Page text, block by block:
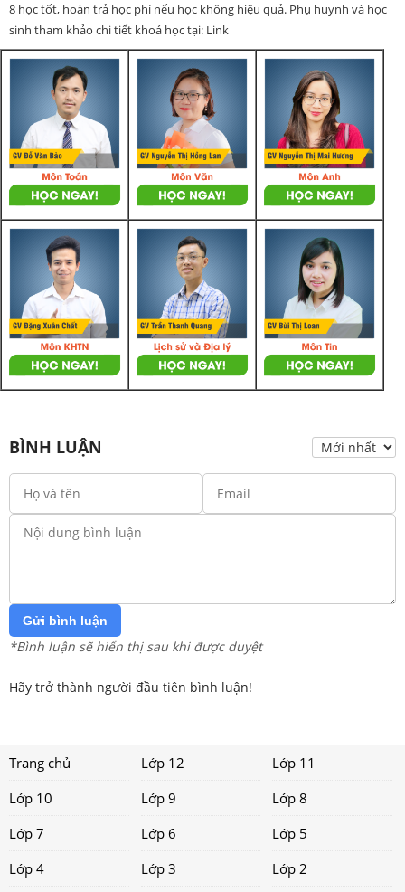
8 học tốt, hoàn trả học phí nếu học không hiệu quả. Phụ huynh và học
sinh tham khảo chi tiết khoá học tại: Link
BÌNH LUẬN
Gửi bình luận
*Bình luận sẽ hiển thị sau khi được duyệt
Hãy trở thành người đầu tiên bình luận!
Trang chủ Lớp 12
Lớp 11
Lớp 10
Lớp 9
Lớp 8
Lớp 7
Lớp 6
Lớp 5
Lớp 4
Lớp 3 Lớp 2